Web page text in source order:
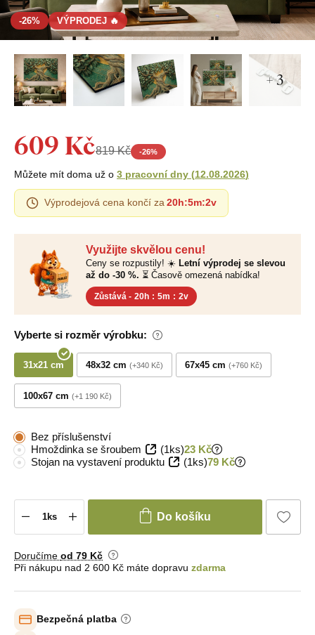
-26% VÝPRODEJ 🔥
+ 3
Využijte skvělou cenu!
Ceny se rozpustily! ☀️ Letní výprodej se slevou
až do -30 %. ⏳ Časově omezená nabídka!
Zůstává - 20h : 5m : 1v
Vyberte si rozměr výrobku:
31x21 cm 48x32 cm +340 Kč 67x45 cm +760 Kč
100x67 cm +1 190 Kč
609 Kč819 Kč -26%
Můžete mít doma už o 3 pracovní dny (12.08.2026)
Výprodejová cena končí za 20h:5m:1v
Bez příslušenství
Hmoždinka se šroubem
(1ks)23 Kč
Stojan na vystavení produktu
(1ks)79 Kč
Do košíku
Doručíme od 79 Kč
Při nákupu nad 2 600 Kč máte dopravu zdarma
Bezpečná platba